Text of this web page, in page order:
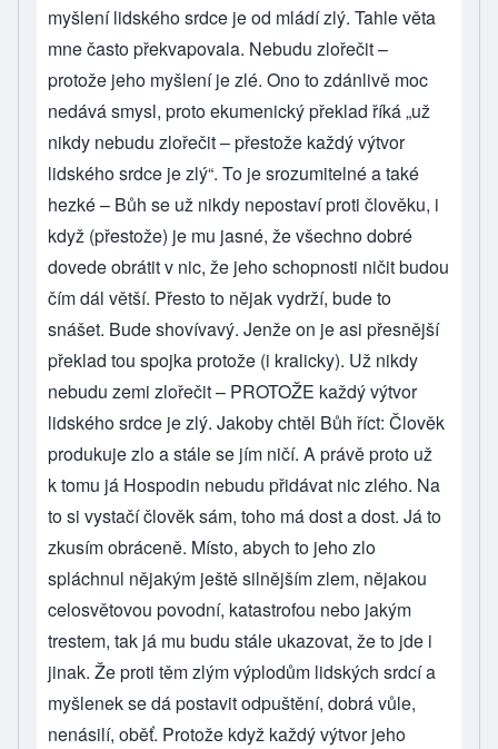
myšlení lidského srdce je od mládí zlý. Tahle věta
mne často překvapovala. Nebudu zlořečit –
protože jeho myšlení je zlé. Ono to zdánlivě moc
nedává smysl, proto ekumenický překlad říká „už
nikdy nebudu zlořečit – přestože každý výtvor
lidského srdce je zlý“. To je srozumitelné a také
hezké – Bůh se už nikdy nepostaví proti člověku, i
když (přestože) je mu jasné, že všechno dobré
dovede obrátit v nic, že jeho schopnosti ničit budou
čím dál větší. Přesto to nějak vydrží, bude to
snášet. Bude shovívavý. Jenže on je asi přesnější
překlad tou spojka protože (i kralicky). Už nikdy
nebudu zemi zlořečit – PROTOŽE každý výtvor
lidského srdce je zlý. Jakoby chtěl Bůh říct: Člověk
produkuje zlo a stále se jím ničí. A právě proto už
k tomu já Hospodin nebudu přidávat nic zlého. Na
to si vystačí člověk sám, toho má dost a dost. Já to
zkusím obráceně. Místo, abych to jeho zlo
spláchnul nějakým ještě silnějším zlem, nějakou
celosvětovou povodní, katastrofou nebo jakým
trestem, tak já mu budu stále ukazovat, že to jde i
jinak. Že proti těm zlým výplodům lidských srdcí a
myšlenek se dá postavit odpuštění, dobrá vůle,
nenásilí, oběť. Protože když každý výtvor jeho